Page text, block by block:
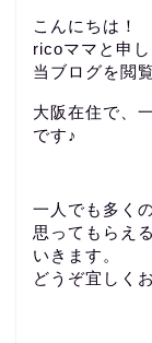
こんにちは！
ricoママと申し
当ブログを閲
大阪在住で、
です♪
一人でも多く
思ってもらえ
いきます。
どうぞ宜しく